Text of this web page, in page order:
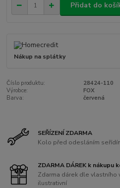
Přidat do
Nákup na splátky
Číslo produktu:
28424-110
Výrobce:
FOX
Barva:
červená
SEŘÍZENÍ ZDARMA
Kolo před odesláním
ZDARMA DÁREK k nákupu
Zdarma dárek dle vlastního
ilustrativní